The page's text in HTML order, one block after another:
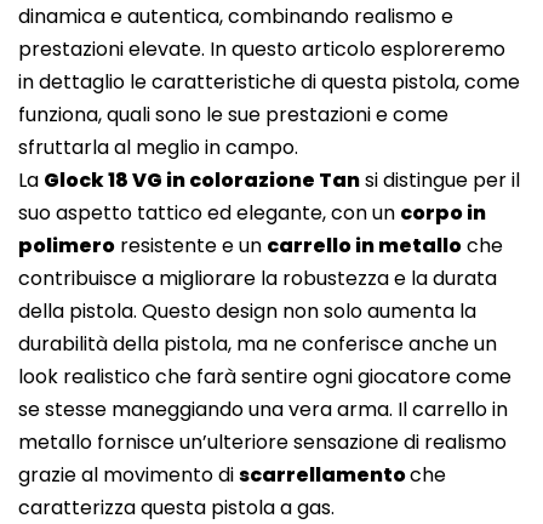
dinamica e autentica, combinando realismo e
prestazioni elevate. In questo articolo esploreremo
in dettaglio le caratteristiche di questa pistola, come
funziona, quali sono le sue prestazioni e come
sfruttarla al meglio in campo.
La Glock 18 VG in colorazione Tansi distingue per il
suo aspetto tattico ed elegante, con un corpo in
polimero resistente e un carrello in metalloche
contribuisce a migliorare la robustezza e la durata
della pistola. Questo design non solo aumenta la
durabilità della pistola, ma ne conferisce anche un
look realistico che farà sentire ogni giocatore come
se stesse maneggiando una vera arma. Il carrello in
metallo fornisce un’ulteriore sensazione di realismo
grazie al movimento discarrellamentoche
caratterizza questa pistola a gas.